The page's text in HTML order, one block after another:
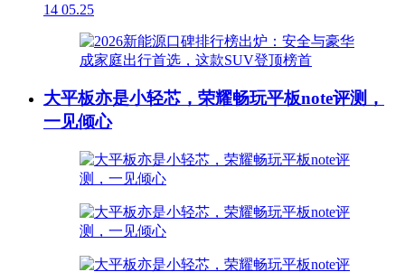
14 05.25
大平板亦是小轻芯，荣耀畅玩平板note评测，
一见倾心